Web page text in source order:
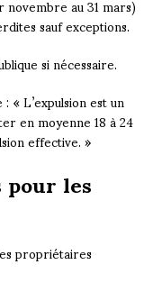
sauf exceptions.
si nécessaire.
L’expulsion est un
en moyenne 18 à 24
effective. »
les
propriétaires